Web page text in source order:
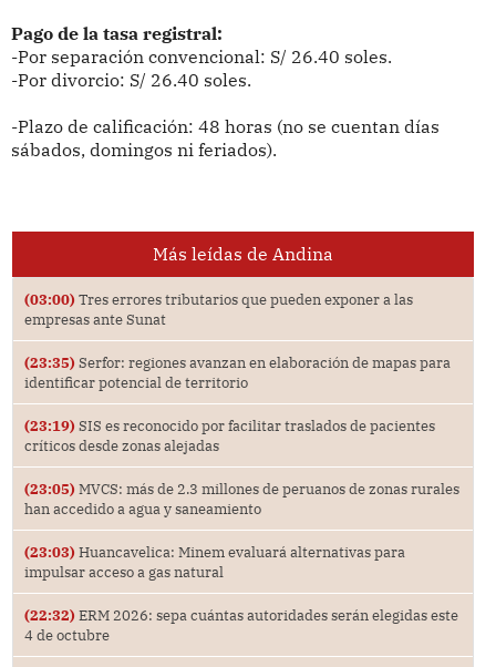
Pago de la tasa registral:
-Por separación convencional: S/ 26.40 soles.
-Por divorcio: S/ 26.40 soles.
-Plazo de calificación: 48 horas (no se cuentan días
sábados, domingos ni feriados).
Más leídas de Andina
(03:00) Tres errores tributarios que pueden exponer a las
empresas ante Sunat
(23:35) Serfor: regiones avanzan en elaboración de mapas para
identificar potencial de territorio
(23:19) SIS es reconocido por facilitar traslados de pacientes
críticos desde zonas alejadas
(23:05) MVCS: más de 2.3 millones de peruanos de zonas rurales
han accedido a agua y saneamiento
(23:03) Huancavelica: Minem evaluará alternativas para
impulsar acceso a gas natural
(22:32) ERM 2026: sepa cuántas autoridades serán elegidas este
4 de octubre